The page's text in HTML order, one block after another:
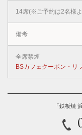
14席(※ご予約は2名様
備考
全席禁煙
BSカフェクーポン・リ
「鉄板焼